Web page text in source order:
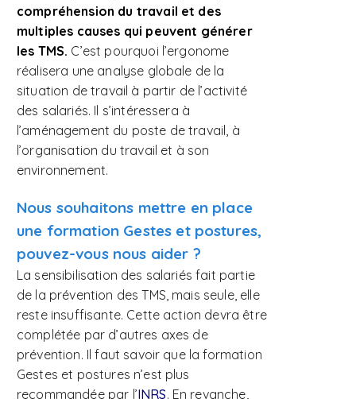
compréhension du travail et des
multiples causes qui peuvent générer
les TMS. C’est pourquoi l’ergonome
réalisera une analyse globale de la
situation de travail à partir de l’activité
des salariés. Il s’intéressera à
l’aménagement du poste de travail, à
l’organisation du travail et à son
environnement.
Nous souhaitons mettre en place
une formation Gestes et postures,
pouvez-vous nous aider ?
La sensibilisation des salariés fait partie
de la prévention des TMS, mais seule, elle
reste insuffisante. Cette action devra être
complétée par d’autres axes de
prévention. Il faut savoir que la formation
Gestes et postures n’est plus
recommandée par l’INRS. En revanche,